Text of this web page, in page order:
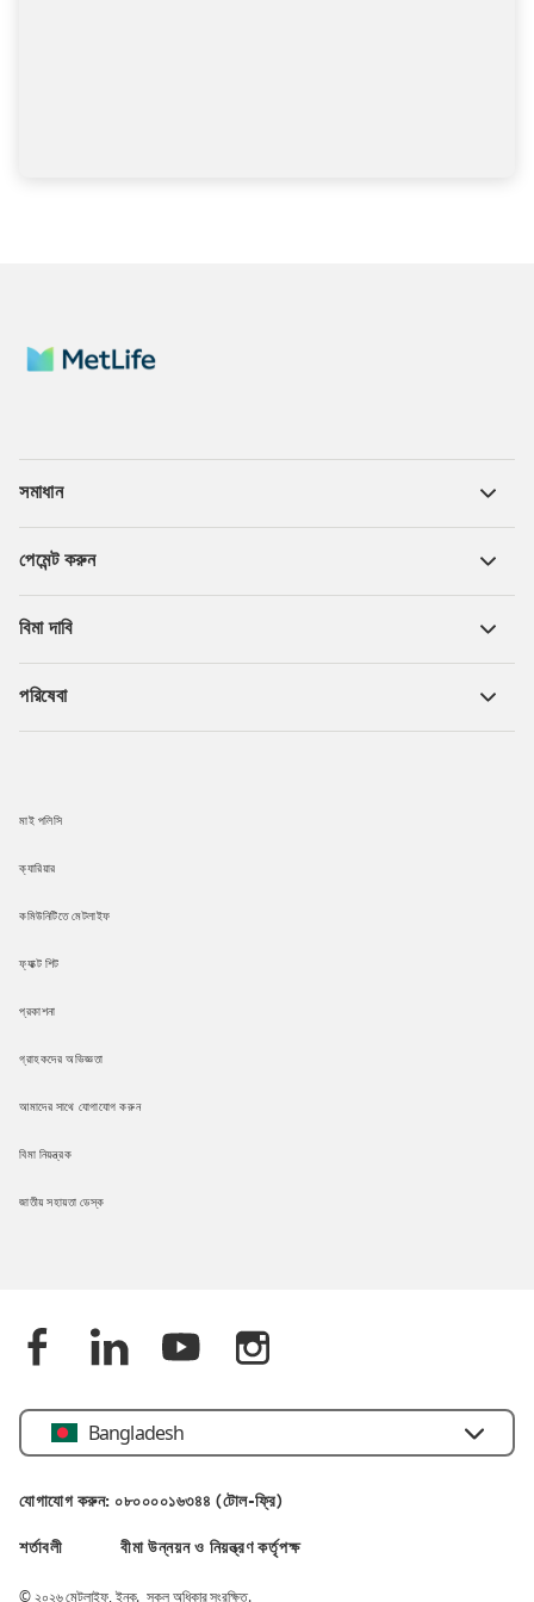
সমাধান
পেমেন্ট করুন
বিমা দাবি
পরিষেবা
মাই পলিসি
ক্যারিয়ার
কমিউনিটিতে মেটলাইফ
ফ্যাক্ট শিট
প্রকাশনা
গ্রাহকদের অভিজ্ঞতা
আমাদের সাথে যোগাযোগ করুন
বিমা নিয়ন্ত্রক
জাতীয় সহায়তা ডেস্ক
Bangladesh
যোগাযোগ করুন: ০৮০০০০১৬৩৪৪ (টোল-ফ্রি)
শর্তাবলী বীমা উন্নয়ন ও নিয়ন্ত্রণ কর্তৃপক্ষ
© ২০২৬ মেটলাইফ, ইনক. সকল অধিকার সংরক্ষিত.